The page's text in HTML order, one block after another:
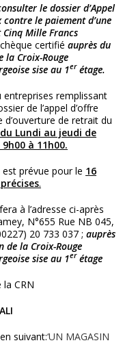
le dossier d’Appel
le paiement d’une
Cinq Mille Francs
certifié auprès du
la Croix-Rouge
sise au 1erétage.
entreprises remplissant
de l’appel d’offre
d’ouverture de retrait du
Lundi au jeudi de
à 11h00.
prévue pour le 16
.
à l’adresse ci-après
N°655 Rue NB 045,
20 733 037 ; auprès
de la Croix-Rouge
sise au 1erétage
CRN
suivant:‘UN MAGASIN